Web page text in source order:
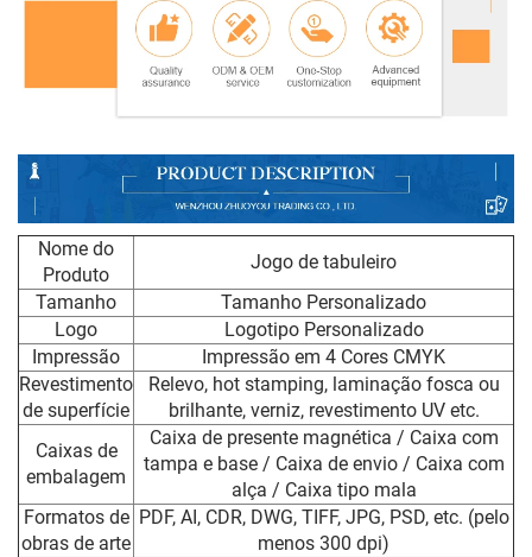
Nome do
Produto
Jogo de tabuleiro
Tamanho
Tamanho Personalizado
Logo
Logotipo Personalizado
Impressão
Impressão em 4 Cores CMYK
Revestimento
de superfície
Relevo, hot stamping, laminação fosca ou
brilhante, verniz, revestimento UV etc.
Caixas de
embalagem
Caixa de presente magnética / Caixa com
tampa e base / Caixa de envio / Caixa com
alça / Caixa tipo mala
Formatos de
obras de arte
PDF, AI, CDR, DWG, TIFF, JPG, PSD, etc. (pelo
menos 300 dpi)